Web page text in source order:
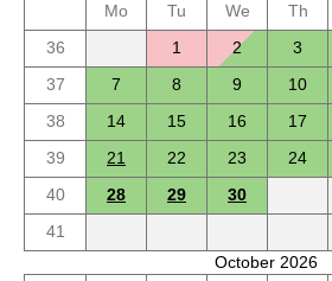
Mo
Tu We Th
36
1 2 3
37
7 8 9 10
38
14 15 16 17
39
21 22 23 24
40
28 29
30
41
October 2026